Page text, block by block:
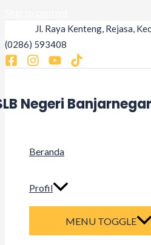
Jl. Raya Kenteng, Rejasa,
(0286) 593408
Negeri
Beranda
Profil
MENU TOGGLE